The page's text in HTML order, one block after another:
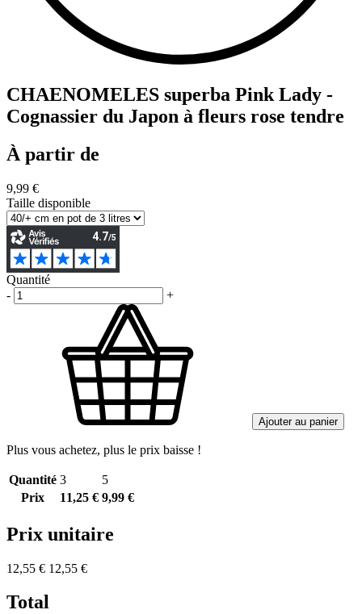
CHAENOMELES superba Pink Lady -
Cognassier du Japon à fleurs rose tendre
À partir de
9,99 €
Taille disponible
Quantité
-
+
Ajouter au panier
Plus vous achetez, plus le prix baisse !
Quantité 3
5
Prix
11,25 € 9,99 €
Prix unitaire
12,55 € 12,55 €
Total